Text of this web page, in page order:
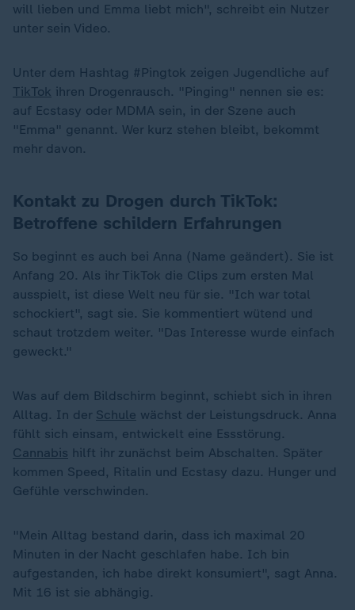
will lieben und Emma liebt mich", schreibt ein Nutzer
unter sein Video.
Unter dem Hashtag #Pingtok zeigen Jugendliche auf
TikTok ihren Drogenrausch. "Pinging" nennen sie es:
auf Ecstasy oder MDMA sein, in der Szene auch
"Emma" genannt. Wer kurz stehen bleibt, bekommt
mehr davon.
Kontakt zu Drogen durch TikTok:
Betroffene schildern Erfahrungen
So beginnt es auch bei Anna (Name geändert). Sie ist
Anfang 20. Als ihr TikTok die Clips zum ersten Mal
ausspielt, ist diese Welt neu für sie. "Ich war total
schockiert", sagt sie. Sie kommentiert wütend und
schaut trotzdem weiter. "Das Interesse wurde einfach
geweckt."
Was auf dem Bildschirm beginnt, schiebt sich in ihren
Alltag. In der Schule wächst der Leistungsdruck. Anna
fühlt sich einsam, entwickelt eine Essstörung.
Cannabis hilft ihr zunächst beim Abschalten. Später
kommen Speed, Ritalin und Ecstasy dazu. Hunger und
Gefühle verschwinden.
"Mein Alltag bestand darin, dass ich maximal 20
Minuten in der Nacht geschlafen habe. Ich bin
aufgestanden, ich habe direkt konsumiert", sagt Anna.
Mit 16 ist sie abhängig.